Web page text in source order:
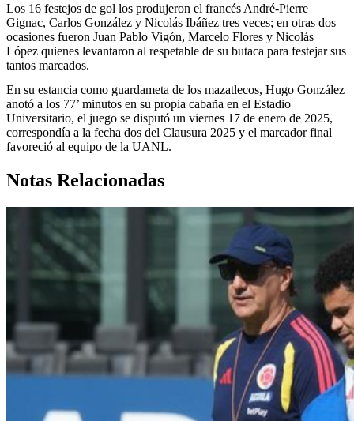
Los 16 festejos de gol los produjeron el francés André-Pierre
Gignac, Carlos González y Nicolás Ibáñez tres veces; en otras dos
ocasiones fueron Juan Pablo Vigón, Marcelo Flores y Nicolás
López quienes levantaron al respetable de su butaca para festejar sus
tantos marcados.
En su estancia como guardameta de los mazatlecos, Hugo González
anotó a los 77’ minutos en su propia cabaña en el Estadio
Universitario, el juego se disputó un viernes 17 de enero de 2025,
correspondía a la fecha dos del Clausura 2025 y el marcador final
favoreció al equipo de la UANL.
Notas Relacionadas